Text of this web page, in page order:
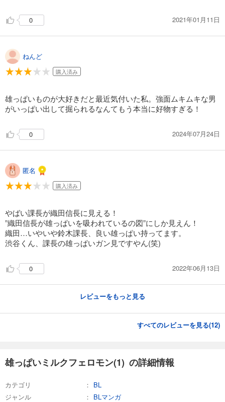
0 2021年01月11日
ねんど
購入済み
雄っぱいものが大好きだと最近気付いた私。強面ムキムキな男
がいっぱい出して掘られるなんてもう本当に好物すぎる！
0 2024年07月24日
匿名
購入済み
やばい課長が織田信長に見える！
”織田信長が雄っぱいを吸われているの図”にしか見えん！
織田…いやいや鈴木課長、良い雄っぱい持ってます。
渋谷くん、課長の雄っぱいガン見ですやん(笑)
0 2022年06月13日
レビューをもっと見る
すべてのレビューを見る(12)
雄っぱいミルクフェロモン(1) の詳細情報
カテゴリ
BL
ジャンル
BLマンガ